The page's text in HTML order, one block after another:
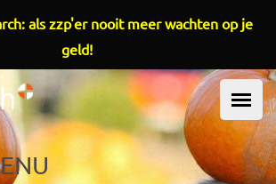
de inhoud gaan
als zzp'er nooit meer wachten op je
geld!